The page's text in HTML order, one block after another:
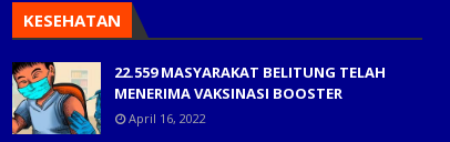
KESEHATAN
22.559 MASYARAKAT BELITUNG TELAH
MENERIMA VAKSINASI BOOSTER
April 16, 2022